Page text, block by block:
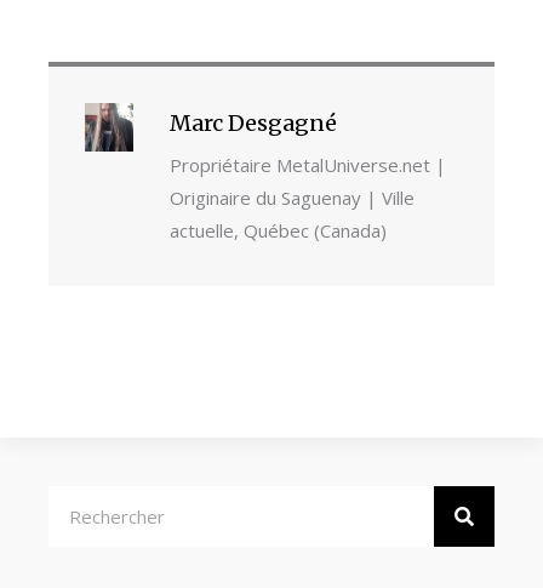
Marc Desgagné
Propriétaire MetalUniverse.net |
Originaire du Saguenay | Ville
actuelle, Québec (Canada)